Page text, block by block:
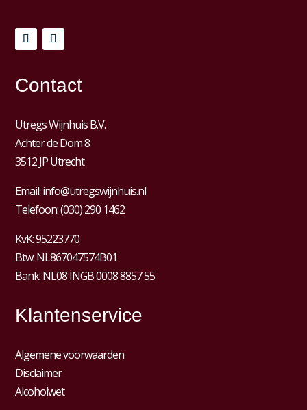
Contact
Utregs Wijnhuis B.V.
Achter de Dom 8
3512 JP Utrecht
Email:info@utregswijnhuis.nl
Telefoon:(030) 290 1462
KvK:95223770
Btw:NL867047574B01
Bank: NL08 INGB 0008 8857 55
Klantenservice
Algemene voorwaarden
Disclaimer
Alcoholwet